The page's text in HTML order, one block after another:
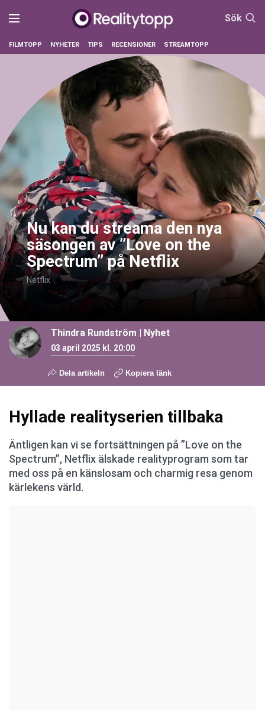
Sök
FILMTOPP NYHETER TIPS RECENSIONER STREAMTOPP
Nu kan du streama den nya
säsongen av ”Love on the
Spectrum” på Netflix
Netflix
Thindra Rundström | Nyhet
03 april 2025 kl. 20:00
Dela artikeln Kopiera länk
Hyllade realityserien tillbaka
Äntligen kan vi se fortsättningen på ”Love on the
Spectrum”, Netflix älskade realityprogram som tar
med oss på en känslosam och charmig resa genom
kärlekens värld.